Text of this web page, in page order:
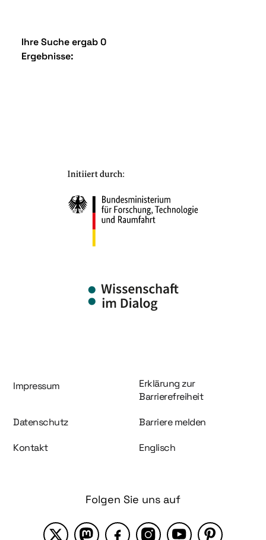
Ihre Suche ergab 0
Ergebnisse:
Information und Service
Impressum
Erklärung zur
Barrierefreiheit
Datenschutz Barriere melden
Kontakt Englisch
Folgen Sie uns auf